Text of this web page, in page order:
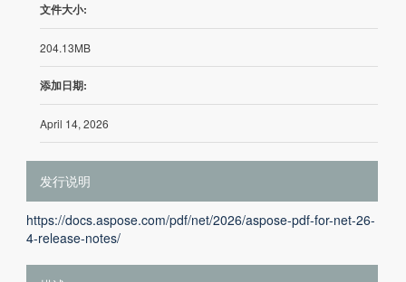
文件大小:
204.13MB
添加日期:
April 14, 2026
发行说明
https://docs.aspose.com/pdf/net/2026/aspose-pdf-for-net-26-
4-release-notes/